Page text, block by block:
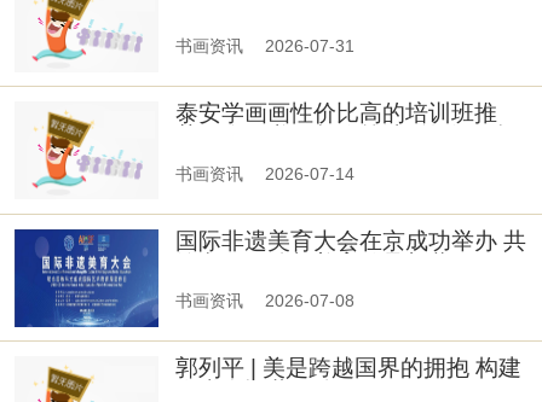
书画资讯 2026-07-31
泰安学画画性价比高的培训班推
书画资讯 2026-07-14
国际非遗美育大会在京成功举办 共
书画资讯 2026-07-08
郭列平 | 美是跨越国界的拥抱 构建